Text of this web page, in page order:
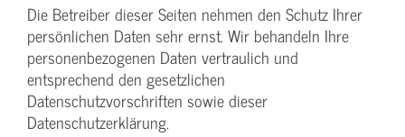
Die Betreiber dieser Seiten nehmen den Schutz Ihrer
persönlichen Daten sehr ernst. Wir behandeln Ihre
personenbezogenen Daten vertraulich und
entsprechend den gesetzlichen
Datenschutzvorschriften sowie dieser
Datenschutzerklärung.